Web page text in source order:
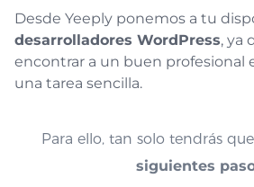
Desde Yeeply ponemos a tu
desarrolladores WordPress, ya
encontrar a un buen profesional
una tarea sencilla.
Para ello, tan solo tendrás que
siguientes